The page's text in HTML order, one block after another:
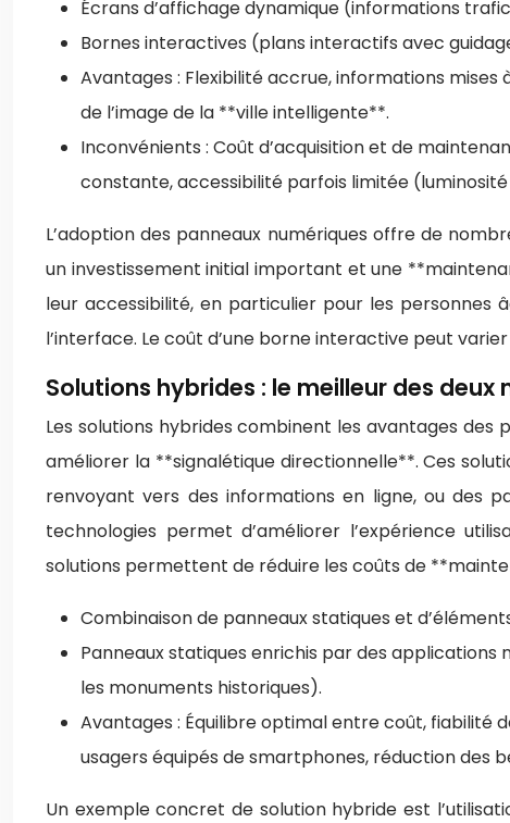
Écrans d’affichage dynamique (informations
Bornes interactives (plans interactifs avec
Avantages : Flexibilité accrue, informations
de l’image de la **ville intelligente**.
Inconvénients : Coût d’acquisition et de
constante, accessibilité parfois limitée
L’adoption des panneaux numériques offre de
un investissement initial important et une
leur accessibilité, en particulier pour les personnes
l’interface. Le coût d’une borne interactive peut
Solutions hybrides : le meilleur des
Les solutions hybrides combinent les avantages
améliorer la **signalétique directionnelle**. Ces
renvoyant vers des informations en ligne, ou des
technologies permet d’améliorer l’expérience
solutions permettent de réduire les coûts de
Combinaison de panneaux statiques et
Panneaux statiques enrichis par des
les monuments historiques).
Avantages : Équilibre optimal entre coût, fiabilité
usagers équipés de smartphones, réduction des
Un exemple concret de solution hybride est